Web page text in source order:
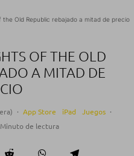
the Old Republic rebajado a mitad de precio
OF THE OLD
A MITAD DE
· App Store iPad Juegos ·
de lectura